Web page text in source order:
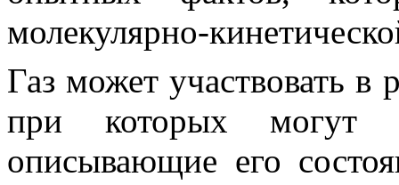
молекулярно-
Газ может участвовать в
при которых могут
описывающие его